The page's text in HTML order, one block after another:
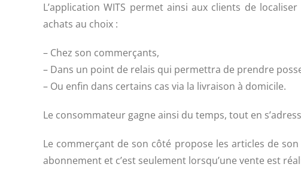
L’application WITS permet ainsi aux clients de
achats au choix :
– Chez son commerçants,
– Dans un point de relais qui permettra de prendre
– Ou enfin dans certains cas via la livraison à domicile.
Le consommateur gagne ainsi du temps, tout en
Le commerçant de son côté propose les articles de
abonnement et c’est seulement lorsqu’une vente est